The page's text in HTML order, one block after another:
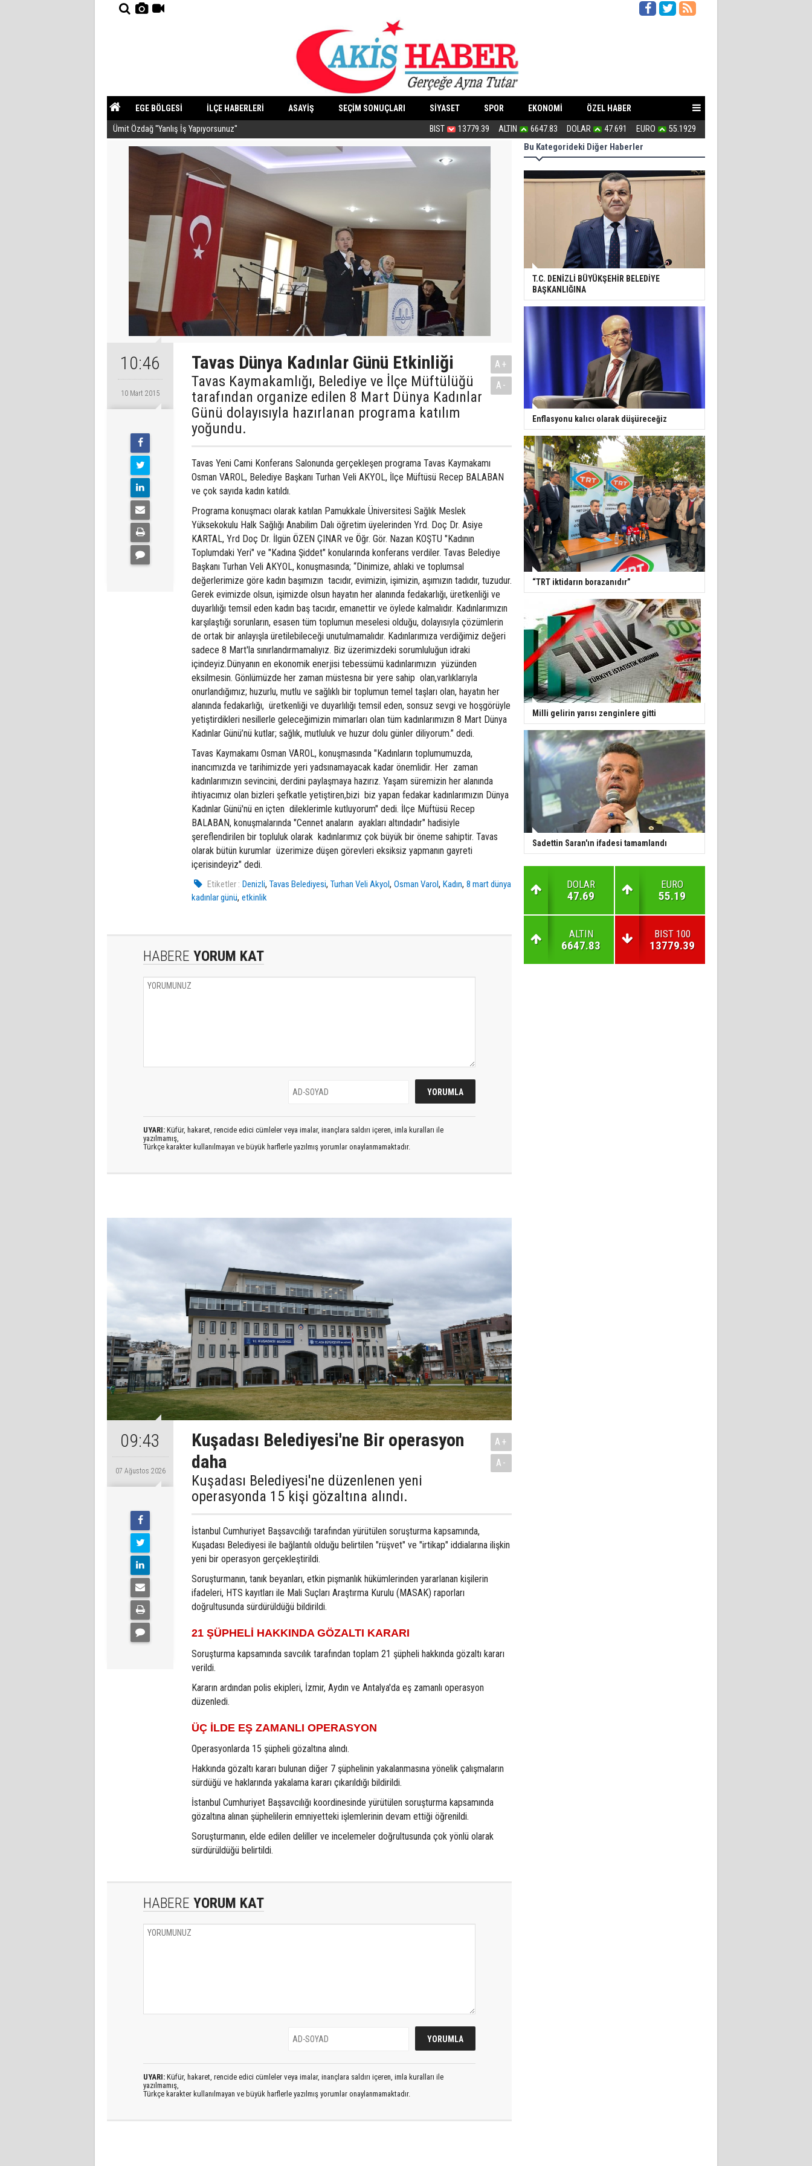
EGE BÖLGESİ İLÇE HABERLERİ ASAYİŞ SEÇİM SONUÇLARI SİYASET SPOR EKONOMİ ÖZEL HABER
YAZARLAR GÜNDEM
Ümit Özdağ ''Yanlış İş Yapıyorsunuz'' Bu haliyle kanunlaşırsa kaos yaşanır
BIST 13779.39 ALTIN 6647.83 DOLAR 47.691 EURO 55.1929
10:46
10 Mart 2015
Tavas Dünya Kadınlar Günü Etkinliği
Tavas Kaymakamlığı, Belediye ve İlçe Müftülüğü
tarafından organize edilen 8 Mart Dünya Kadınlar
Günü dolayısıyla hazırlanan programa katılım
yoğundu.
A+
A-
Tavas Yeni Cami Konferans Salonunda gerçekleşen programa Tavas Kaymakamı
Osman VAROL, Belediye Başkanı Turhan Veli AKYOL, İlçe Müftüsü Recep BALABAN
ve çok sayıda kadın katıldı.
Programa konuşmacı olarak katılan Pamukkale Üniversitesi Sağlık Meslek
Yüksekokulu Halk Sağlığı Anabilim Dalı öğretim üyelerinden Yrd. Doç Dr. Asiye
KARTAL, Yrd Doç Dr. İlgün ÖZEN ÇINAR ve Öğr. Gör. Nazan KOŞTU "Kadının
Toplumdaki Yeri" ve "Kadına Şiddet" konularında konferans verdiler. Tavas Belediye
Başkanı Turhan Veli AKYOL, konuşmasında; “Dinimize, ahlaki ve toplumsal
değerlerimize göre kadın başımızın tacıdır, evimizin, işimizin, aşımızın tadıdır, tuzudur.
Gerek evimizde olsun, işimizde olsun hayatın her alanında fedakarlığı, üretkenliği ve
duyarlılığı temsil eden kadın baş tacıdır, emanettir ve öylede kalmalıdır. Kadınlarımızın
karşılaştığı sorunların, esasen tüm toplumun meselesi olduğu, dolayısıyla çözümlerin
de ortak bir anlayışla üretilebileceği unutulmamalıdır. Kadınlarımıza verdiğimiz değeri
sadece 8 Mart'la sınırlandırmamalıyız. Biz üzerimizdeki sorumluluğun idraki
içindeyiz.Dünyanın en ekonomik enerjisi tebessümü kadınlarımızın yüzünden
eksilmesin. Gönlümüzde her zaman müstesna bir yere sahip olan,varlıklarıyla
onurlandığımız; huzurlu, mutlu ve sağlıklı bir toplumun temel taşları olan, hayatın her
alanında fedakarlığı, üretkenliği ve duyarlılığı temsil eden, sonsuz sevgi ve hoşgörüyle
yetiştirdikleri nesillerle geleceğimizin mimarları olan tüm kadınlarımızın 8 Mart Dünya
Kadınlar Günü’nü kutlar; sağlık, mutluluk ve huzur dolu günler diliyorum.” dedi.
Tavas Kaymakamı Osman VAROL, konuşmasında "Kadınların toplumumuzda,
inancımızda ve tarihimizde yeri yadsınamayacak kadar önemlidir. Her zaman
kadınlarımızın sevincini, derdini paylaşmaya hazırız. Yaşam süremizin her alanında
ihtiyacımız olan bizleri şefkatle yetiştiren,bizi biz yapan fedakar kadınlarımızın Dünya
Kadınlar Günü'nü en içten dileklerimle kutluyorum" dedi. İlçe Müftüsü Recep
BALABAN, konuşmalarında "Cennet anaların ayakları altındadır" hadisiyle
şereflendirilen bir topluluk olarak kadınlarımız çok büyük bir öneme sahiptir. Tavas
olarak bütün kurumlar üzerimize düşen görevleri eksiksiz yapmanın gayreti
içerisindeyiz" dedi.
Etiketler : Denizli,Tavas Belediyesi,Turhan Veli Akyol,Osman Varol,Kadın,8 mart dünya
kadınlar günü, etkinlik
HABERE YORUM KAT
UYARI: Küfür, hakaret, rencide edici cümleler veya imalar, inançlara saldırı içeren, imla kuralları ile
yazılmamış,
Türkçe karakter kullanılmayan ve büyük harflerle yazılmış yorumlar onaylanmamaktadır.
09:43
07 Ağustos 2026
Kuşadası Belediyesi'ne Bir operasyon
daha
Kuşadası Belediyesi'ne düzenlenen yeni
operasyonda 15 kişi gözaltına alındı.
A+
A-
İstanbul Cumhuriyet Başsavcılığı tarafından yürütülen soruşturma kapsamında,
Kuşadası Belediyesi ile bağlantılı olduğu belirtilen "rüşvet" ve "irtikap" iddialarına ilişkin
yeni bir operasyon gerçekleştirildi.
Soruşturmanın, tanık beyanları, etkin pişmanlık hükümlerinden yararlanan kişilerin
ifadeleri, HTS kayıtları ile Mali Suçları Araştırma Kurulu (MASAK) raporları
doğrultusunda sürdürüldüğü bildirildi.
21 ŞÜPHELİ HAKKINDA GÖZALTI KARARI
Soruşturma kapsamında savcılık tarafından toplam 21 şüpheli hakkında gözaltı kararı
verildi.
Kararın ardından polis ekipleri, İzmir, Aydın ve Antalya'da eş zamanlı operasyon
düzenledi.
ÜÇ İLDE EŞ ZAMANLI OPERASYON
Operasyonlarda 15 şüpheli gözaltına alındı.
Hakkında gözaltı kararı bulunan diğer 7 şüphelinin yakalanmasına yönelik çalışmaların
sürdüğü ve haklarında yakalama kararı çıkarıldığı bildirildi.
İstanbul Cumhuriyet Başsavcılığı koordinesinde yürütülen soruşturma kapsamında
gözaltına alınan şüphelilerin emniyetteki işlemlerinin devam ettiği öğrenildi.
Soruşturmanın, elde edilen deliller ve incelemeler doğrultusunda çok yönlü olarak
sürdürüldüğü belirtildi.
HABERE YORUM KAT
UYARI: Küfür, hakaret, rencide edici cümleler veya imalar, inançlara saldırı içeren, imla kuralları ile
yazılmamış,
Türkçe karakter kullanılmayan ve büyük harflerle yazılmış yorumlar onaylanmamaktadır.
Bu Kategorideki Diğer Haberler
T.C. DENİZLİ BÜYÜKŞEHİR BELEDİYE
BAŞKANLIĞINA
Enflasyonu kalıcı olarak düşüreceğiz
“TRT iktidarın borazanıdır”
Milli gelirin yarısı zenginlere gitti
Sadettin Saran'ın ifadesi tamamlandı
DOLAR
47.69
EURO
55.19
ALTIN
6647.83
BIST 100
13779.39